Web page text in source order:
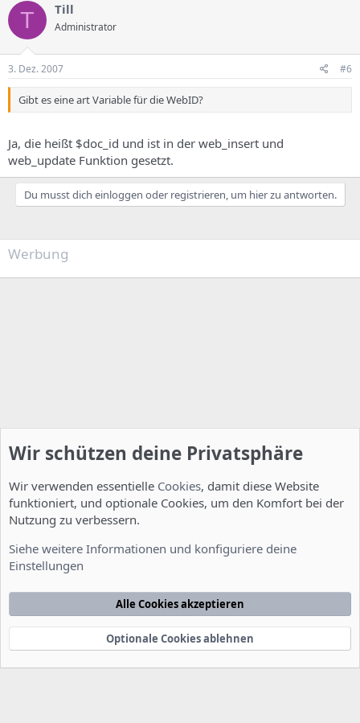
T Till
Administrator
3. Dez. 2007 #6
Gibt es eine art Variable für die WebID?
Ja, die heißt $doc_id und ist in der web_insert und
web_update Funktion gesetzt.
Du musst dich einloggen oder registrieren, um hier zu antworten.
Werbung
Nutzungsbedingungen Datenschutzerklärung
Startseite
e
Community platform by XenForo® © 2010-2022 XenForo Ltd.
xenDach©2010-2014
Wir schützen deine Privatsphäre
Wir verwenden essentielle Cookies, damit diese Website
funktioniert, und optionale Cookies, um den Komfort bei der
Nutzung zu verbessern.
Siehe weitere Informationen und konfiguriere deine
Einstellungen
Alle Cookies akzeptieren
Optionale Cookies ablehnen